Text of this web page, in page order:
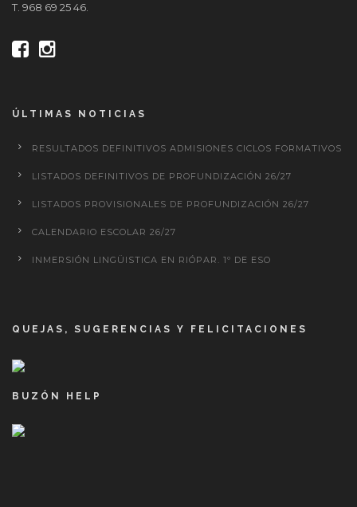
T. 968 69 25 46.
ÚLTIMAS NOTICIAS
RESULTADOS DEFINITIVOS ADMISIONES CICLOS FORMATIVOS
LISTADOS DEFINITIVOS DE PROFUNDIZACIÓN 26/27
LISTADOS PROVISIONALES DE PROFUNDIZACIÓN 26/27
CALENDARIO ESCOLAR 26/27
INMERSIÓN LINGÜISTICA EN RIÓPAR. 1º DE ESO
QUEJAS, SUGERENCIAS Y FELICITACIONES
BUZÓN HELP